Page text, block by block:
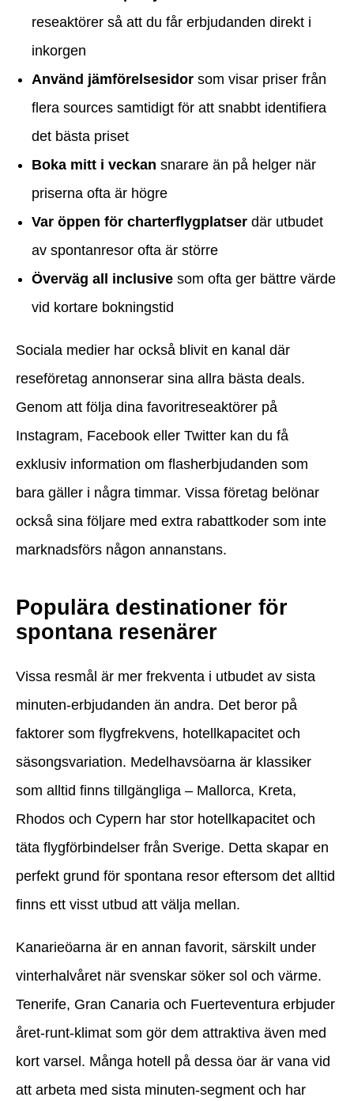
reseaktörer så att du får erbjudanden direkt i
inkorgen
Använd jämförelsesidor som visar priser från
flera sources samtidigt för att snabbt identifiera
det bästa priset
Boka mitt i veckan snarare än på helger när
priserna ofta är högre
Var öppen för charterflygplatser där utbudet
av spontanresor ofta är större
Överväg all inclusive som ofta ger bättre värde
vid kortare bokningstid
Sociala medier har också blivit en kanal där
reseföretag annonserar sina allra bästa deals.
Genom att följa dina favoritreseaktörer på
Instagram, Facebook eller Twitter kan du få
exklusiv information om flasherbjudanden som
bara gäller i några timmar. Vissa företag belönar
också sina följare med extra rabattkoder som inte
marknadsförs någon annanstans.
Populära destinationer för
spontana resenärer
Vissa resmål är mer frekventa i utbudet av sista
minuten-erbjudanden än andra. Det beror på
faktorer som flygfrekvens, hotellkapacitet och
säsongsvariation. Medelhavsöarna är klassiker
som alltid finns tillgängliga – Mallorca, Kreta,
Rhodos och Cypern har stor hotellkapacitet och
täta flygförbindelser från Sverige. Detta skapar en
perfekt grund för spontana resor eftersom det alltid
finns ett visst utbud att välja mellan.
Kanarieöarna är en annan favorit, särskilt under
vinterhalvåret när svenskar söker sol och värme.
Tenerife, Gran Canaria och Fuerteventura erbjuder
året-runt-klimat som gör dem attraktiva även med
kort varsel. Många hotell på dessa öar är vana vid
att arbeta med sista minuten-segment och har